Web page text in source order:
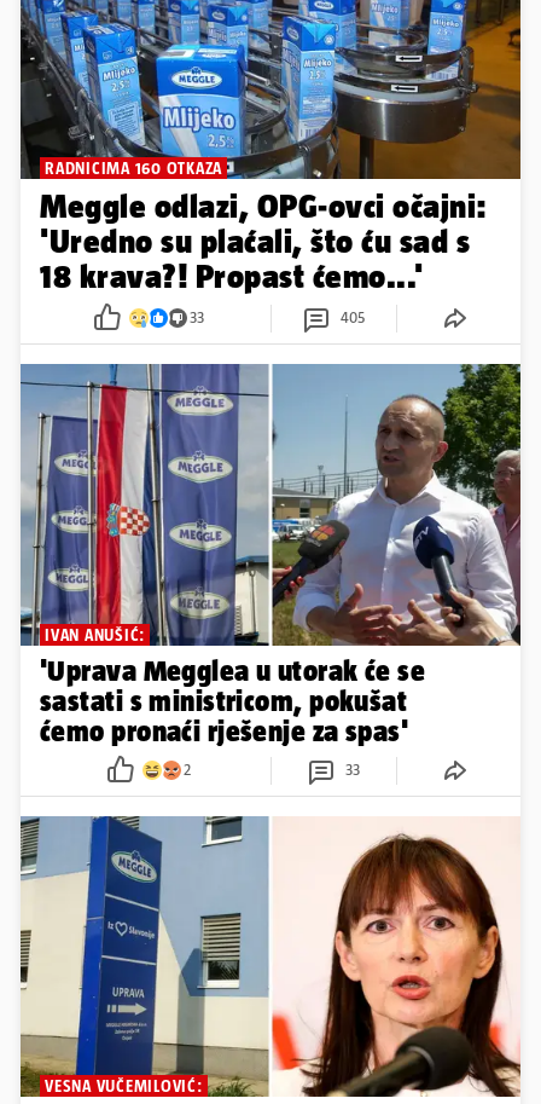
RADNICIMA 160 OTKAZA
Meggle odlazi, OPG-ovci očajni:
'Uredno su plaćali, što ću sad s
18 krava?! Propast ćemo...'
33 405
IVAN ANUŠIĆ:
'Uprava Megglea u utorak će se
sastati s ministricom, pokušat
ćemo pronaći rješenje za spas'
2 33
VESNA VUČEMILOVIĆ: